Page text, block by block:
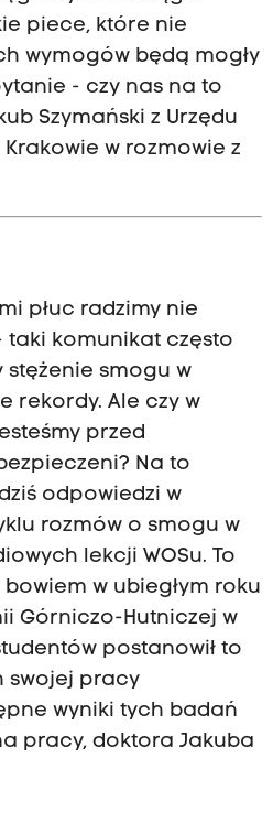
piece, które nie
wymogów będą mogły
- czy nas na to
Szymański z Urzędu
Krakowie w rozmowie z
płuc radzimy nie
taki komunikat często
stężenie smogu w
rekordy. Ale czy w
przed
Na to
odpowiedzi w
rozmów o smogu w
lekcji WOSu. To
w ubiegłym roku
Górniczo-Hutniczej w
postanowił to
swojej pracy
wyniki tych badań
pracy, doktora Jakuba